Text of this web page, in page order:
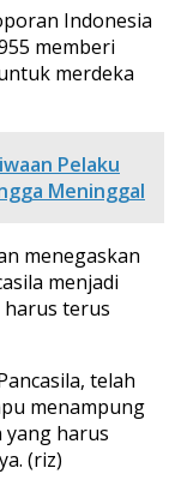
Indonesia
memberi
merdeka
Pelaku
Meninggal
menegaskan
menjadi
harus terus
telah
menampung
yang harus
(riz)